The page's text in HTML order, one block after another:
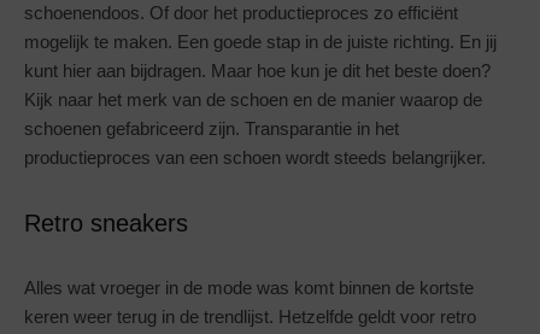
schoenendoos. Of door het productieproces zo efficiënt
mogelijk te maken. Een goede stap in de juiste richting. En jij
kunt hier aan bijdragen. Maar hoe kun je dit het beste doen?
Kijk naar het merk van de schoen en de manier waarop de
schoenen gefabriceerd zijn. Transparantie in het
productieproces van een schoen wordt steeds belangrijker.
Retro sneakers
Alles wat vroeger in de mode was komt binnen de kortste
keren weer terug in de trendlijst. Hetzelfde geldt voor retro